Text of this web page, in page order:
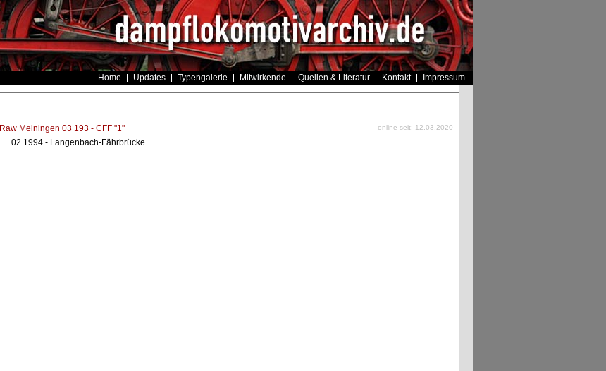
Home Updates Typengalerie Mitwirkende Quellen & Literatur Kontakt Impressum
Raw Meiningen 03 193 - CFF "1" online seit: 12.03.2020
__.02.1994 - Langenbach-Fährbrücke